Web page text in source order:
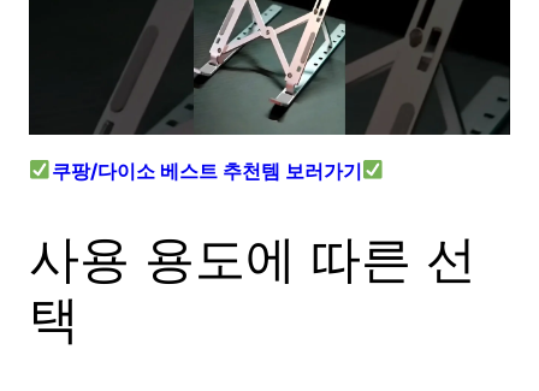
쿠팡/다이소 베스트 추천템 보러가기
사용 용도에 따른 선
택